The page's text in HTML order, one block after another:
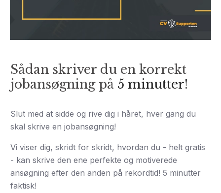
Sådan skriver du en korrekt
jobansøgning på 5 minutter!
Slut med at sidde og rive dig i håret, hver gang du
skal skrive en jobansøgning!
Vi viser dig, skridt for skridt, hvordan du - helt gratis
- kan skrive den ene perfekte og motiverede
ansøgning efter den anden på rekordtid! 5 minutter
faktisk!